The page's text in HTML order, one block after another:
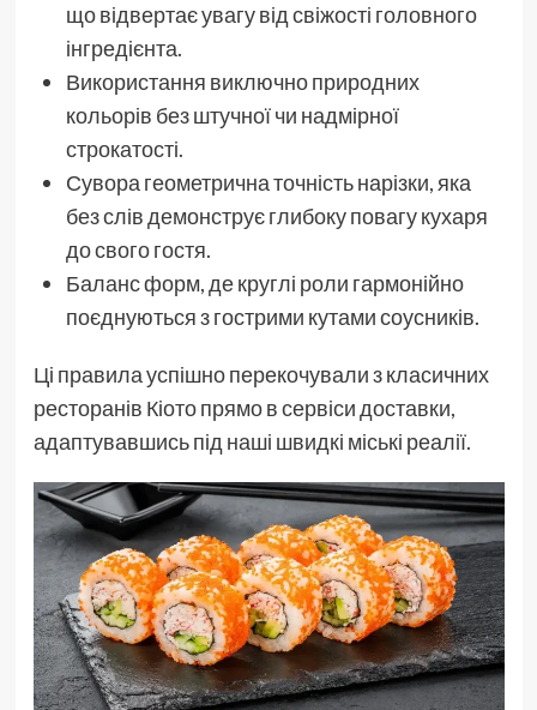
що відвертає увагу від свіжості головного
інгредієнта.
Використання виключно природних
кольорів без штучної чи надмірної
строкатості.
Сувора геометрична точність нарізки, яка
без слів демонструє глибоку повагу кухаря
до свого гостя.
Баланс форм, де круглі роли гармонійно
поєднуються з гострими кутами соусників.
Ці правила успішно перекочували з класичних
ресторанів Кіото прямо в сервіси доставки,
адаптувавшись під наші швидкі міські реалії.